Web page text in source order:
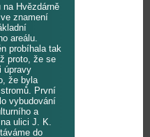
na Hvězdárně
znamení
areálu.
probíhala tak
proto, že se
úpravy
že byla
První
vybudování
a
ulici J. K.
do